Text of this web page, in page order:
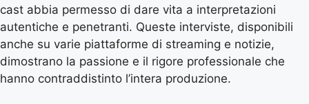
cast abbia permesso di dare vita a interpretazioni
autentiche e penetranti. Queste interviste, disponibili
anche su varie piattaforme di streaming e notizie,
dimostrano la passione e il rigore professionale che
hanno contraddistinto l’intera produzione.